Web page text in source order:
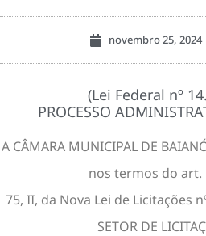
novembro 25, 2024
(Lei Federal nº
PROCESSO
A CÂMARA MUNICIPAL DE
nos termos do art.
75, II, da Nova Lei de Licitações
SETOR DE